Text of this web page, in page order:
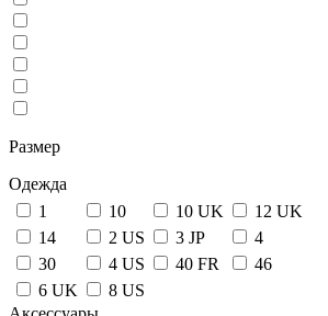
Размер
Одежда
1
10 10 UK
12 UK
14
2 US 3 JP
4
30
4 US 40 FR
46
6 UK
8 US